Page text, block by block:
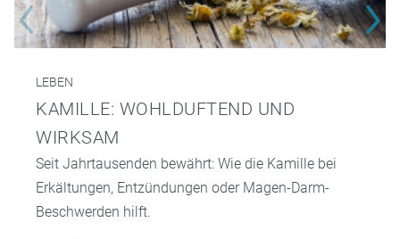
LEBEN
KAMILLE: WOHLDUFTEND UND
WIRKSAM
Seit Jahrtausenden bewährt: Wie die Kamille bei
Erkältungen, Entzündungen oder Magen-Darm-
Beschwerden hilft.